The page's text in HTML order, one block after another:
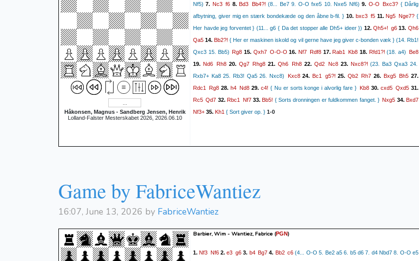
Håkonsen, Magnus - Sandberg Jensen, Henrik
Lolland-Falster Mesterskabet 2026, 2026.06.10
Nf5) 7. Nc3 f6 8.Bd3 Bb4?! (8... Be7 9. O-O fxe5 10. Nxe5 Nf6) 9. O-O Bxc3? { Dårlig
afbytning, giver mig en stærk bondekæde og den åbne b-fil. } 10. bxc3 f511.Ng5 Nge7? {
Her havde jeg forventet } (11... g6 { Da det stopper alle Dh5+ ideer }) 12.Qh5+! g613.Qh6
Qa5 14.Bb2?! { Her er maskinen iskold og vil gerne have jeg giver c-bonden væk } (14. Rb1!
Qxc3 15. Bb5) Rg8 15. Qxh7 O-O-O 16.Nf7 Rdf817.Rab1 Kb8 18. Rfd1?! (18. a4) Be8
19. Nd6 Rh820. Qg7 Rhg8 21.Qh6 Rh8 22. Qd2 Nc823. Nxc8?! (23. Ba3 Qxa3 24.
Rxb7+ Ka8 25. Rb3! Qa5 26. Nxc8)
Kxc824. Bc1 g5?! 25. Qb2 Rh7 26. Bxg5 Bh5 27.
Rdc1
Rg828. h4 Nd829. c4! { Nu er sorts konge i alvorlig fare } Kb8 30.cxd5 Qxd5 31.
Rc5 Qd7 32.Rbc1 Nf733.Bb5! { Sorts dronningen er fuldkommen fanget. } Nxg5 34. Bxd7
Nf3+ 35. Kh1 { Sort giver op. } 1-0
Game by FabriceWantiez
16:07, June 13, 2026 by FabriceWantiez
Barbier, Wim - Wantiez, Fabrice (PGN)
1.Nf3 Nf62.e3 g63. b4 Bg74. Bb2 c6 (4... O-O 5. Be2 a5 6. b5 d6 7. d4 Nbd7 8. O-O e5